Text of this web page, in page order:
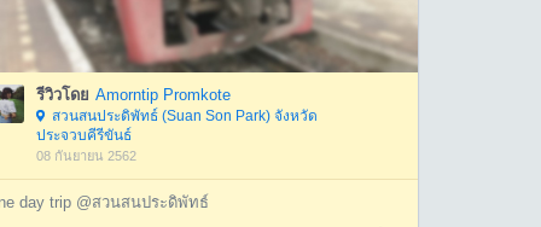
รีวิวโดย Amorntip Promkote
สวนสนประดิพัทธ์ (Suan Son Park) จังหวัด
ประจวบคีรีขันธ์
08 กันยายน 2562
day trip @สวนสนประดิพัทธ์